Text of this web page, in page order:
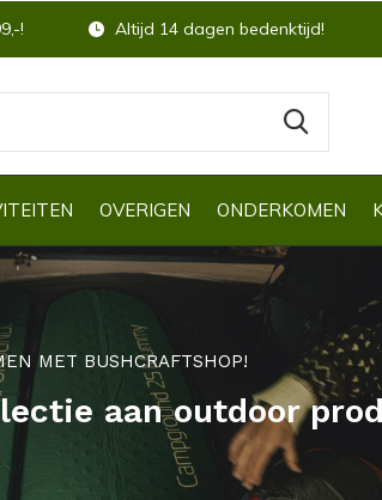
OVERIGEN ONDERKOMEN
! Altijd 14 dagen bedenktijd!
MET BUSHCRAFTSHOP!
aan outdoor